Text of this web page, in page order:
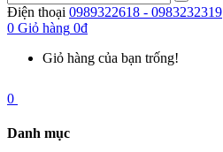
Điện thoại 0989322618 - 0983232319
0 Giỏ hàng 0đ
Giỏ hàng của bạn trống!
0
Danh mục